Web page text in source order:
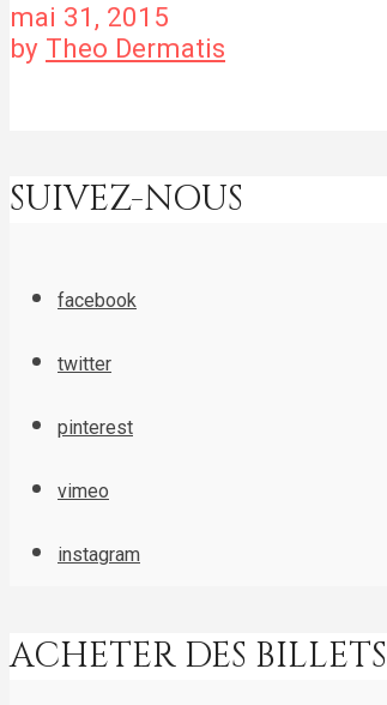
mai 31, 2015
by Theo Dermatis
SUIVEZ-NOUS
facebook
twitter
pinterest
vimeo
instagram
ACHETER DES BILLETS